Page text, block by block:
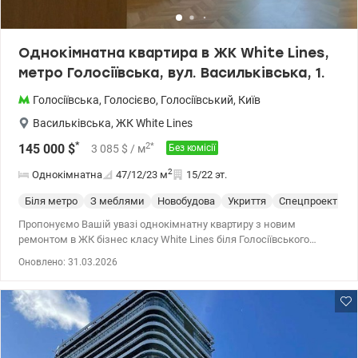
Однокімнатна квартира в ЖК White Lines,
метро Голосіївська, вул. Васильківська, 1.
Голосіївська, Голосієво, Голосіївський, Київ
Васильківська, ЖК White Lines
145 000 $* 3 085 $ / м2* Без комісії
Однокімнатна 47/12/23 м2 15/22 эт.
Біля метро З меблями Новобудова Укриття Спецпроект
Пропонуємо Вашій увазі однокімнатну квартиру з новим
ремонтом в ЖК бізнес класу White Lines біля Голосіївського
ресторанами, супермаркетом, бутіками та дитячим садочком,
що дозволяє раціонально використовувати час. Дах стилобатної
частини White Lines — це власний парк розміром 1 гектар з
дитячим та спортивним майданчиками, місцями для
Оновлено: 31.03.2026